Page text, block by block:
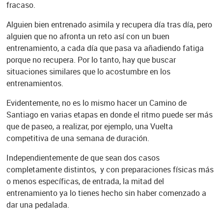
fracaso.
Alguien bien entrenado asimila y recupera día tras día, pero
alguien que no afronta un reto así con un buen
entrenamiento, a cada día que pasa va añadiendo fatiga
porque no recupera. Por lo tanto, hay que buscar
situaciones similares que lo acostumbre en los
entrenamientos.
Evidentemente, no es lo mismo hacer un Camino de
Santiago en varias etapas en donde el ritmo puede ser más
que de paseo, a realizar, por ejemplo, una Vuelta
competitiva de una semana de duración.
Independientemente de que sean dos casos
completamente distintos, y con preparaciones físicas más
o menos específicas, de entrada, la mitad del
entrenamiento ya lo tienes hecho sin haber comenzado a
dar una pedalada.